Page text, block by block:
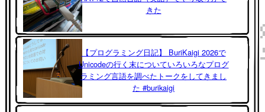
きた
【プログラミング日記】 BuriKaigi 2026で
Unicodeの行く末についていろいろなプログ
ラミング言語を調べたトークをしてきまし
た #burikaigi